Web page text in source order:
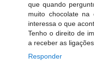
que quando
muito chocolate
interessa o que
Tenho o direito de
a receber as
Responder